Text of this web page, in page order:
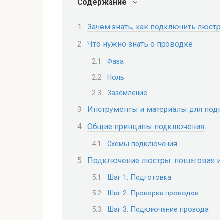
Содержание
Зачем знать, как подключить
Что нужно знать о проводке
Фаза
Ноль
Заземление
Инструменты и материалы для
Общие принципы подключения
Схемы подключения
Подключение люстры: пошаговая
Шаг 1: Подготовка
Шаг 2: Проверка проводов
Шаг 3: Подключение провода